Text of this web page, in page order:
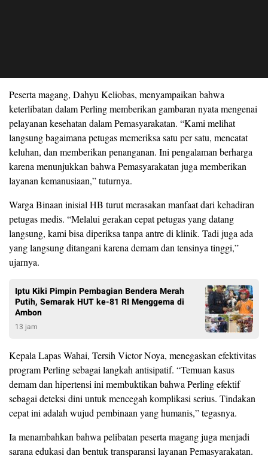
Peserta magang, Dahyu Keliobas, menyampaikan bahwa
keterlibatan dalam Perling memberikan gambaran nyata mengenai
pelayanan kesehatan dalam Pemasyarakatan. “Kami melihat
langsung bagaimana petugas memeriksa satu per satu, mencatat
keluhan, dan memberikan penanganan. Ini pengalaman berharga
karena menunjukkan bahwa Pemasyarakatan juga memberikan
layanan kemanusiaan,” tuturnya.
Warga Binaan inisial HB turut merasakan manfaat dari kehadiran
petugas medis. “Melalui gerakan cepat petugas yang datang
langsung, kami bisa diperiksa tanpa antre di klinik. Tadi juga ada
yang langsung ditangani karena demam dan tensinya tinggi,”
ujarnya.
Iptu Kiki Pimpin Pembagian Bendera Merah
Putih, Semarak HUT ke-81 RI Menggema di
Ambon
13 jam
Kepala Lapas Wahai, Tersih Victor Noya, menegaskan efektivitas
program Perling sebagai langkah antisipatif. “Temuan kasus
demam dan hipertensi ini membuktikan bahwa Perling efektif
sebagai deteksi dini untuk mencegah komplikasi serius. Tindakan
cepat ini adalah wujud pembinaan yang humanis,” tegasnya.
Ia menambahkan bahwa pelibatan peserta magang juga menjadi
sarana edukasi dan bentuk transparansi layanan Pemasyarakatan.